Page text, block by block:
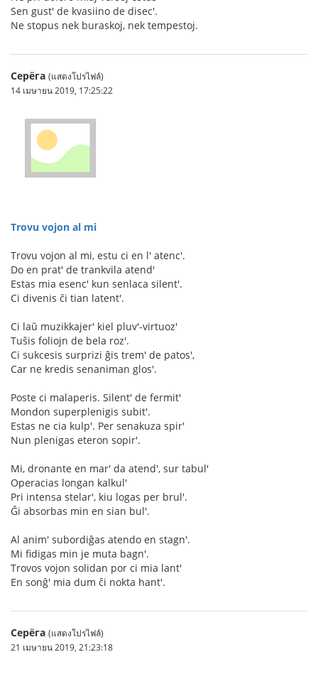
Sen gust' de kvasiino de disec'.
Ne stopus nek buraskoj, nek tempestoj.
Серёга (แสดงโปรไฟล์)
14 เมษายน 2019, 17:25:22
Trovu vojon al mi
Trovu vojon al mi, estu ci en l' atenc'.
Do en prat' de trankvila atend'
Estas mia esenc' kun senlaca silent'.
Ci divenis ĉi tian latent'.
Ci laŭ muzikkajer' kiel pluv'-virtuoz'
Tuŝis foliojn de bela roz'.
Ci sukcesis surprizi ĝis trem' de patos',
Car ne kredis senaniman glos'.
Poste ci malaperis. Silent' de fermit'
Mondon superplenigis subit'.
Estas ne cia kulp'. Per senakuza spir'
Nun plenigas eteron sopir'.
Mi, dronante en mar' da atend', sur tabul'
Operacias longan kalkul'
Pri intensa stelar', kiu logas per brul'.
Ĝi absorbas min en sian bul'.
Al anim' subordiĝas atendo en stagn'.
Mi fidigas min je muta bagn'.
Trovos vojon solidan por ci mia lant'
En sonĝ' mia dum ĉi nokta hant'.
Серёга (แสดงโปรไฟล์)
21 เมษายน 2019, 21:23:18